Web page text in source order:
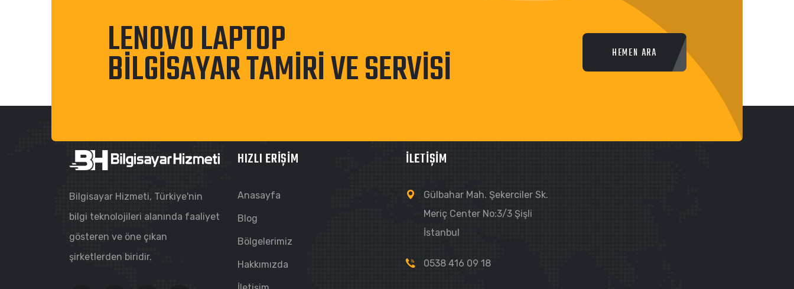
LENOVO LAPTOP
BILGISAYAR TAMIRI VE SERVISI HEMEN ARA
Bilgisayar Hizmeti, Türkiye'nin
bilgi teknolojileri alanında faaliyet
gösteren ve öne çıkan
şirketlerden biridir.
HIZLI ERIŞIM
Anasayfa
Blog
Bölgelerimiz
Hakkımızda
İLETIŞIM
Gülbahar Mah. Şekerciler Sk.
Meriç Center No:3/3 Şişli
İstanbul
0538 416 09 18